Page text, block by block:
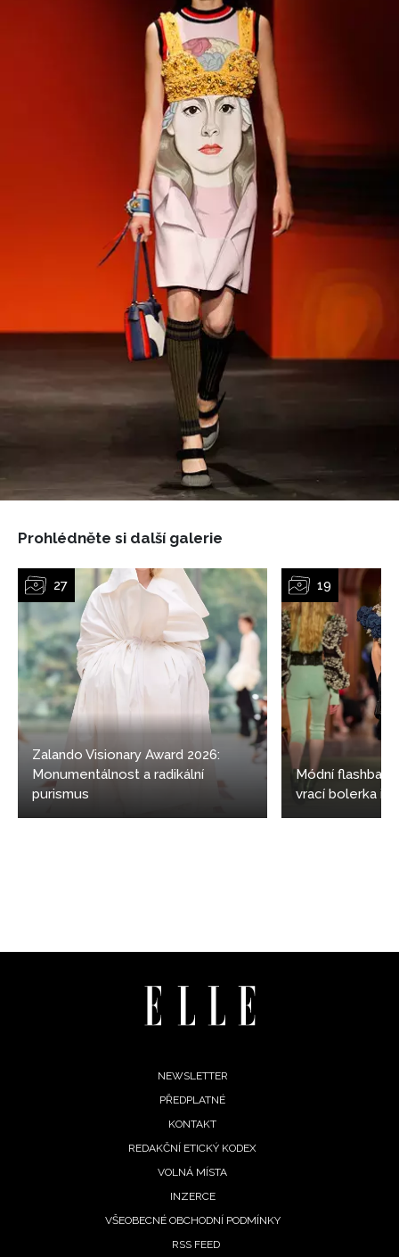
Prohlédněte si další galerie
Zalando Visionary Award 2026:
Monumentálnost a radikální
purismus
Módní
vrací bolerka i
NEWSLETTER
PŘEDPLATNÉ
KONTAKT
REDAKČNÍ ETICKÝ KODEX
VOLNÁ MÍSTA
INZERCE
VŠEOBECNÉ OBCHODNÍ PODMÍNKY
RSS FEED